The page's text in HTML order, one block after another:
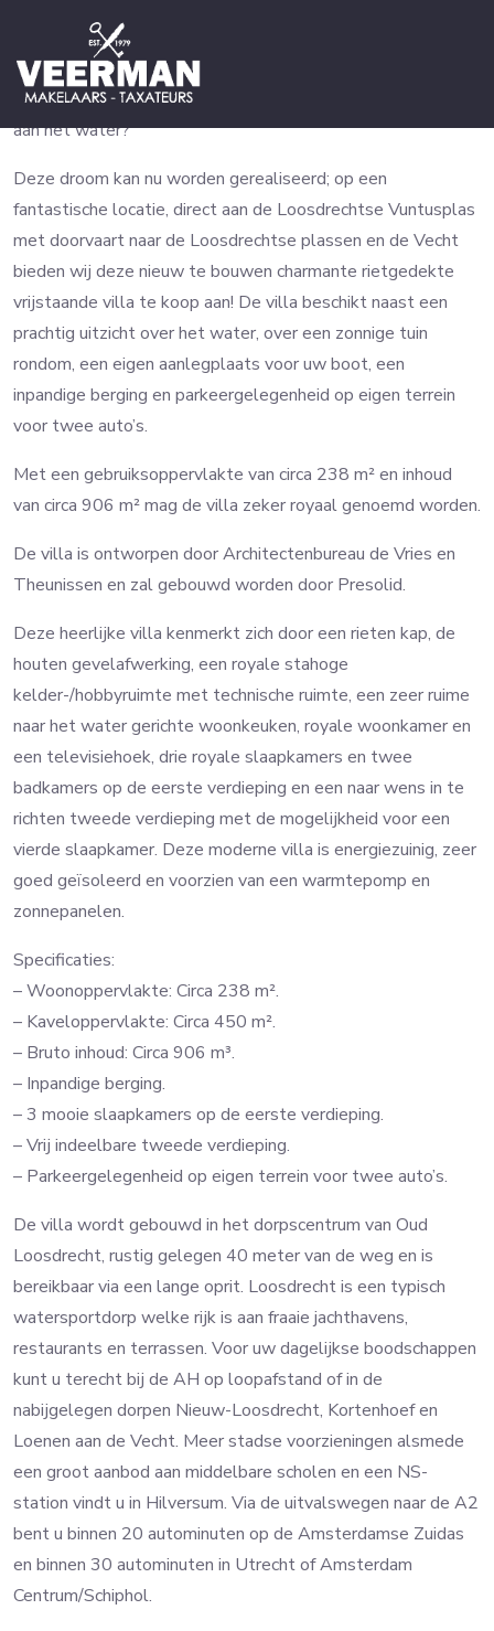
Vrijstaande villa
Wie droomt er niet van een compleet nieuw gebouwde villa
aan het water?
Deze droom kan nu worden gerealiseerd; op een
fantastische locatie, direct aan de Loosdrechtse Vuntusplas
met doorvaart naar de Loosdrechtse plassen en de Vecht
bieden wij deze nieuw te bouwen charmante rietgedekte
vrijstaande villa te koop aan! De villa beschikt naast een
prachtig uitzicht over het water, over een zonnige tuin
rondom, een eigen aanlegplaats voor uw boot, een
inpandige berging en parkeergelegenheid op eigen terrein
voor twee auto’s.
Met een gebruiksoppervlakte van circa 238 m² en inhoud
van circa 906 m² mag de villa zeker royaal genoemd worden.
De villa is ontworpen door Architectenbureau de Vries en
Theunissen en zal gebouwd worden door Presolid.
Deze heerlijke villa kenmerkt zich door een rieten kap, de
houten gevelafwerking, een royale stahoge
kelder-/hobbyruimte met technische ruimte, een zeer ruime
naar het water gerichte woonkeuken, royale woonkamer en
een televisiehoek, drie royale slaapkamers en twee
badkamers op de eerste verdieping en een naar wens in te
richten tweede verdieping met de mogelijkheid voor een
vierde slaapkamer. Deze moderne villa is energiezuinig, zeer
goed geïsoleerd en voorzien van een warmtepomp en
zonnepanelen.
Specificaties:
– Woonoppervlakte: Circa 238 m².
– Kaveloppervlakte: Circa 450 m².
– Bruto inhoud: Circa 906 m³.
– Inpandige berging.
– 3 mooie slaapkamers op de eerste verdieping.
– Vrij indeelbare tweede verdieping.
– Parkeergelegenheid op eigen terrein voor twee auto’s.
De villa wordt gebouwd in het dorpscentrum van Oud
Loosdrecht, rustig gelegen 40 meter van de weg en is
bereikbaar via een lange oprit. Loosdrecht is een typisch
watersportdorp welke rijk is aan fraaie jachthavens,
restaurants en terrassen. Voor uw dagelijkse boodschappen
kunt u terecht bij de AH op loopafstand of in de
nabijgelegen dorpen Nieuw-Loosdrecht, Kortenhoef en
Loenen aan de Vecht. Meer stadse voorzieningen alsmede
een groot aanbod aan middelbare scholen en een NS-
station vindt u in Hilversum. Via de uitvalswegen naar de A2
bent u binnen 20 autominuten op de Amsterdamse Zuidas
en binnen 30 autominuten in Utrecht of Amsterdam
Centrum/Schiphol.